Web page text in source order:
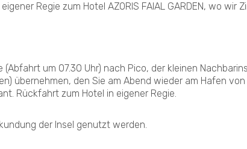
Regie zum Hotel AZORIS FAIAL GARDEN, wo wir
um 07.30 Uhr) nach Pico, der kleinen
übernehmen, den Sie am Abend wieder am Hafen von
Rückfahrt zum Hotel in eigener Regie.
der Insel genutzt werden.